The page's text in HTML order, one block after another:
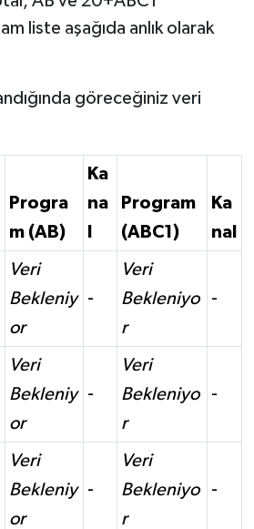
liste aşağıda anlık olarak
göreceğiniz veri
Progra
m (AB)
Ka
na
Program
(ABC1)
Ka
nal
Veri
Bekleniy
or
-
Veri
Bekleniyo
r
-
Veri
Bekleniy
or
-
Veri
Bekleniyo
r
-
Veri
Bekleniy
or
-
Veri
Bekleniyo
r
-